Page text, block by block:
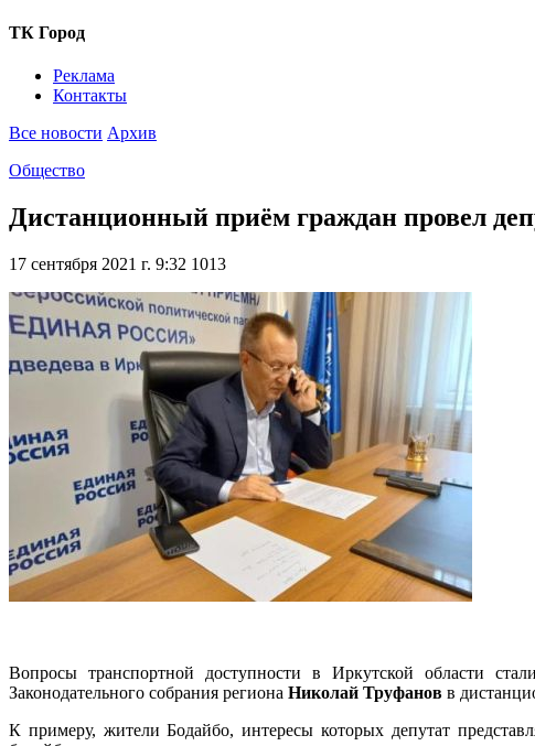
ТК Город
Реклама
Контакты
Все новости Архив
Общество
Дистанционный приём граждан провел
17 сентября 2021 г. 9:32 1013
Вопросы транспортной доступности в Иркутской области
Законодательного собрания региона Николай Труфанов в
К примеру, жители Бодайбо, интересы которых депутат